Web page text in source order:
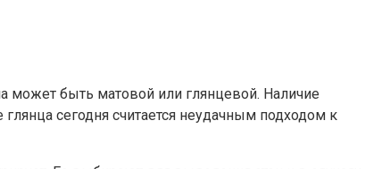
может быть матовой или глянцевой. Наличие
сегодня считается неудачным подходом к